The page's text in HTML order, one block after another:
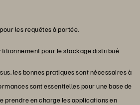
les requêtes à portée.
pour le stockage distribué.
les bonnes pratiques sont nécessaires à
sont essentielles pour une base de
prendre en charge les applications en